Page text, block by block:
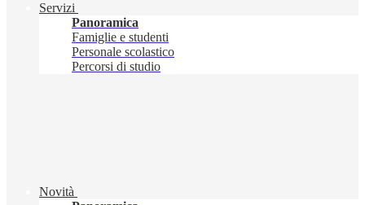
Servizi
Panoramica
Famiglie e studenti
Personale scolastico
Percorsi di studio
Novità